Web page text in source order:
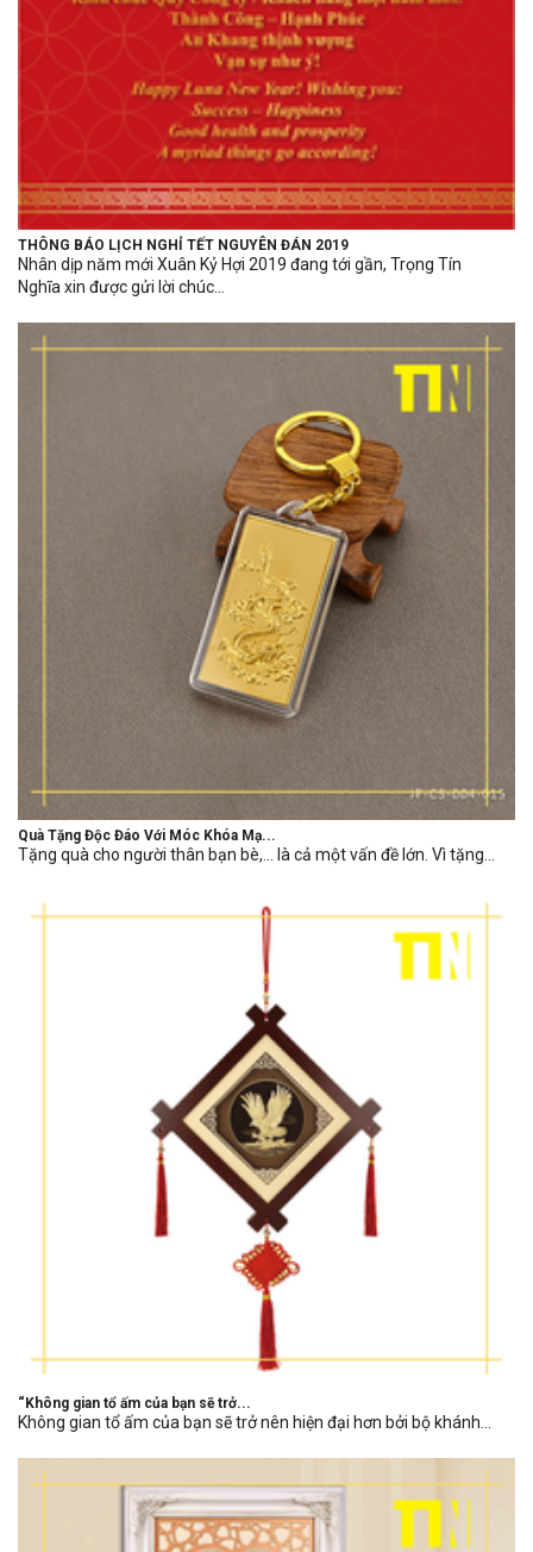
THÔNG BÁO LỊCH NGHỈ TẾT NGUYÊN ĐÁN 2019
Nhân dịp năm mới Xuân Kỷ Hợi 2019 đang tới gần, Trọng Tín
Nghĩa xin được gửi lời chúc...
Quà Tặng Độc Đáo Với Móc Khóa Mạ...
Tặng quà cho người thân bạn bè,… là cả một vấn đề lớn. Vì tặng...
“Không gian tổ ấm của bạn sẽ trở...
Không gian tổ ấm của bạn sẽ trở nên hiện đại hơn bởi bộ khánh...